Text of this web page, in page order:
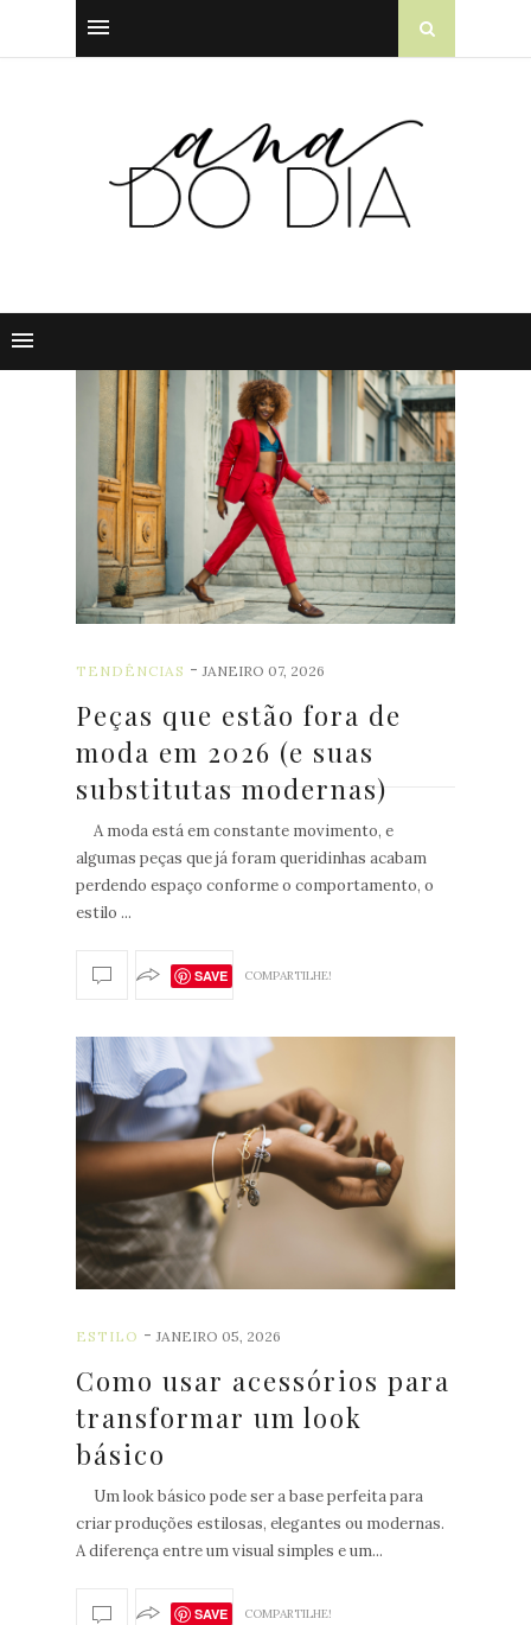
TENDÊNCIAS - JANEIRO 07, 2026
Peças que estão fora de
moda em 2026 (e suas
substitutas modernas)
A moda está em constante movimento, e
algumas peças que já foram queridinhas acabam
perdendo espaço conforme o comportamento, o
estilo ...
SAVE COMPARTILHE!
ESTILO -JANEIRO 05, 2026
Como usar acessórios para
transformar um look
básico
Um look básico pode ser a base perfeita para
criar produções estilosas, elegantes ou modernas.
A diferença entre um visual simples e um...
SAVE COMPARTILHE!